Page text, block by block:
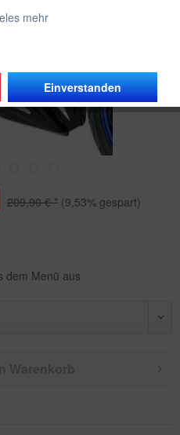
209,90 € * (9,53% gespart)
dem Menü aus
mehr
Einverstanden